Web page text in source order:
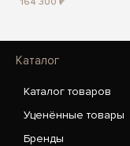
Каталог
Каталог товаров
Уценённые товары
Бренды